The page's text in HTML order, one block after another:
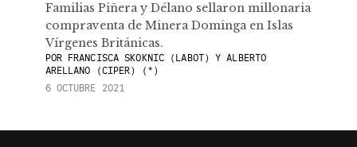
Familias Piñera y Délano sellaron millonaria
compraventa de Minera Dominga en Islas
Vírgenes Británicas.
PORFRANCISCA SKOKNIC (LABOT) Y ALBERTO
ARELLANO (CIPER) (*)
6 OCTUBRE 2021